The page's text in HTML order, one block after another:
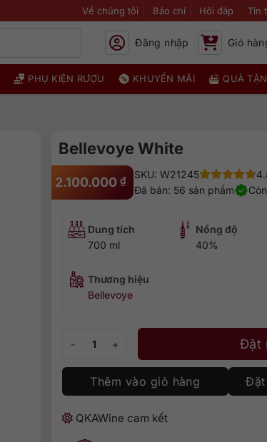
Về chúng tôi Báo chí Hỏi đáp Tin
Đăng nhập Giỏ
PHỤ KIỆN RƯỢU KHUYẾN MÃI QUÀ
Bellevoye White
2.100.000 ₫ SKU: W21245
Đã bán: 56 sản phẩm
Dung tích
700 ml
Nồng độ
40%
Thương hiệu
Bellevoye
Đặt
Thêm vào giỏ hàng Đặt
QKAWine cam kết